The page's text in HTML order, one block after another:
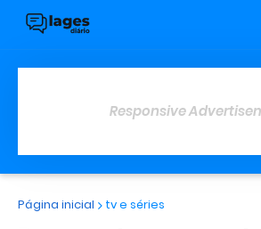
Responsive
Página inicial tv e séries